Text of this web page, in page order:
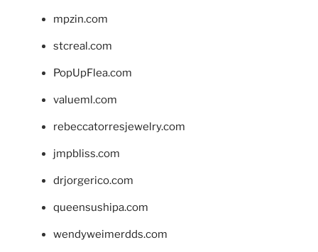
mpzin.com
stcreal.com
PopUpFlea.com
valueml.com
rebeccatorresjewelry.com
jmpbliss.com
drjorgerico.com
queensushipa.com
wendyweimerdds.com